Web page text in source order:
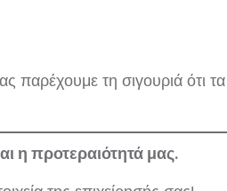
παρέχουμε τη σιγουριά ότι
η προτεραιότητά μας.